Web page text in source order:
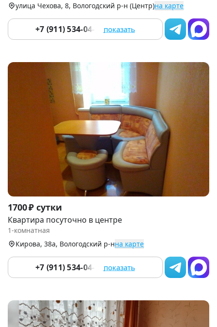
улица Чехова, 8, Вологодский р-н (Центр)на карте
+7 (911) 534-04-33 показать
Item
1
of
1700 ₽ сутки
Квартира посуточно в центре
1-комнатная
Кирова, 38а, Вологодский р-нна карте
+7 (911) 534-04-33 показать